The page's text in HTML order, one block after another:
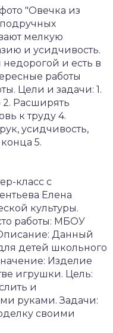
"Овечка из
мелкую
и усидчивость.
и есть в
работы
Цели и задачи: 1.
2. Расширять
к труду 4.
усидчивость,
5.
класс с
Елена
культуры.
работы: МБОУ
Данный
детей школьного
Изделие
игрушки. Цель:
и
руками. Задачи:
своими